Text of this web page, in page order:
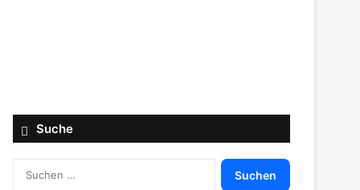
Suche
Suchen
nach: